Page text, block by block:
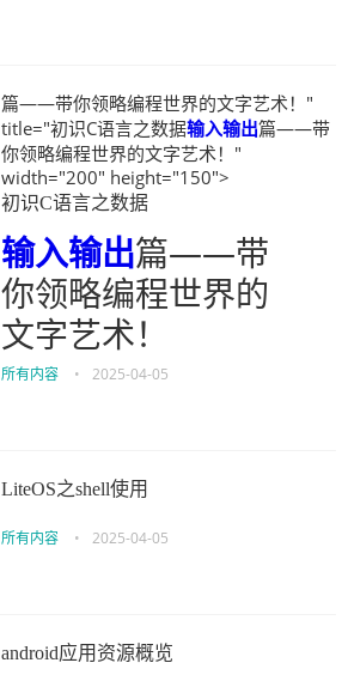
篇——带你领略编程世界的文字艺术！"
title="初识C语言之数据输入输出篇——带
你领略编程世界的文字艺术！"
width="200" height="150">
初识C语言之数据
输入输出篇——带
你领略编程世界的
文字艺术！
所有内容 • 2025-04-05
LiteOS之shell使用
所有内容 • 2025-04-05
android应用资源概览